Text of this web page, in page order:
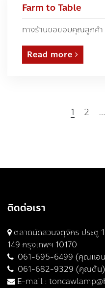
Farm to Table
ทางร้านขอขอบคุณลูกค้า
Read more
1 2 …
ติดต่อเรา
ตลาดนัดสวนจตุจักร ประตู
149 กรุงเทพฯ 10170
061-695-6499 (คุณแอ
061-682-9329 (คุณต้น)
E-mail :